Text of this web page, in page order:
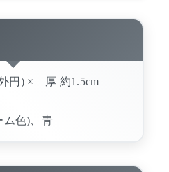
円) × 厚 約1.5cm
ム色)、青